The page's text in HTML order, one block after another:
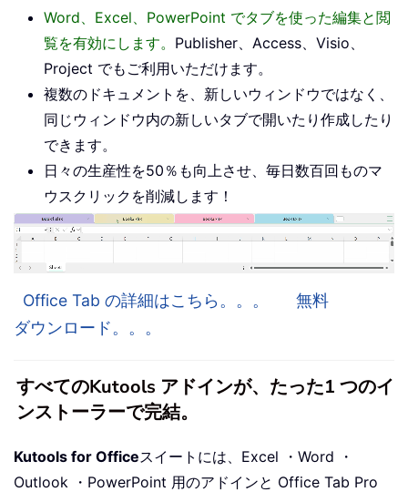
Word、Excel、PowerPoint でタブを使った編集と閲
覧を有効にします。 Publisher、Access、Visio、
Project でもご利用いただけます。
複数のドキュメントを、新しいウィンドウではなく、
同じウィンドウ内の新しいタブで開いたり作成したり
できます。
日々の生産性を50％も向上させ、毎日数百回ものマ
ウスクリックを削減します！
Office Tab の詳細はこちら。。。
無料
ダウンロード。。。
すべてのKutools アドインが、たった1 つのイ
ンストーラーで完結。
Kutools for Officeスイートには、Excel ・Word ・
Outlook ・PowerPoint 用のアドインと Office Tab Pro